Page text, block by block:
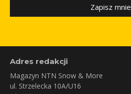
Zapisz mnie
Adres redakcji
Magazyn NTN Snow & More
ul. Strzelecka 10A/U16